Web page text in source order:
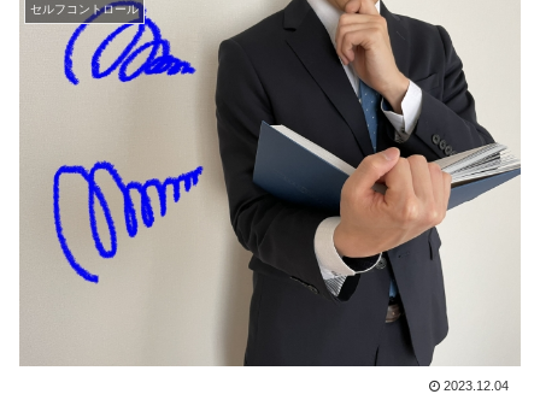
セルフコントロール
2023.12.04